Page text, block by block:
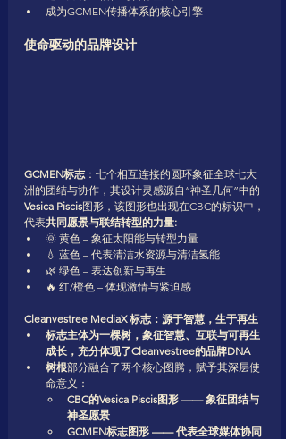
成为GCMEN传播体系的核心引擎
使命驱动的品牌设计
GCMEN标志 ：七个相互连接的圆环象征全球七大
洲的团结与协作，其设计灵感源自“神圣几何”中的
Vesica Piscis图形，该图形也出现在CBC的标识中，
代表共同愿景与联结转型的力量:
🌞 黄色 – 象征太阳能与转型力量
💧 蓝色 – 代表清洁水资源与清洁氢能
🌿 绿色 – 表达创新与再生
🔥 红/橙色 – 体现激情与紧迫感
Cleanvestree MediaX 标志：源于智慧，生于再生
标志主体为一棵树，象征智慧、互联与可再生
成长，充分体现了Cleanvestree的品牌DNA
树根部分融合了两个核心图腾，赋予其深层使
命意义：
CBC的Vesica Piscis图形 —— 象征团结与
神圣愿景
GCMEN标志图形 —— 代表全球媒体协同